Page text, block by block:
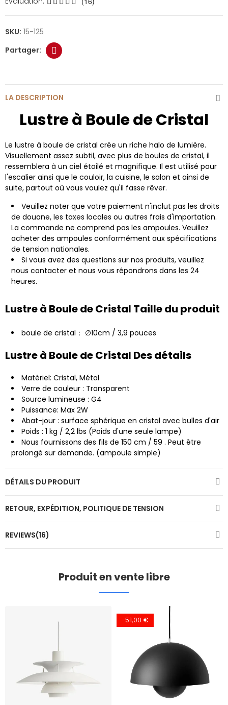
SKU: 15-125
LA DESCRIPTION
Lustre à Boule de Cristal
Le lustre à boule de cristal crée un riche halo de lumière.
Visuellement assez subtil, avec plus de boules de cristal, il
ressemblera à un ciel étoilé et magnifique. Il est utilisé pour
l'escalier ainsi que le couloir, la cuisine, le salon et ainsi de
suite, partout où vous voulez qu'il fasse rêver.
Veuillez noter que votre paiement n'inclut pas les droits
de douane, les taxes locales ou autres frais d'importation.
La commande ne comprend pas les ampoules. Veuillez
acheter des ampoules conformément aux spécifications
de tension nationales.
Si vous avez des questions sur nos produits, veuillez
nous contacter et nous vous répondrons dans les 24
heures.
Lustre à Boule de Cristal Taille du produit
boule de cristal： ∅10cm / 3,9 pouces
Lustre à Boule de Cristal Des détails
Matériel: Cristal, Métal
Verre de couleur : Transparent
Source lumineuse : G4
Puissance: Max 2W
Abat-jour : surface sphérique en cristal avec bulles d'air
Poids : 1 kg / 2,2 lbs (Poids d'une seule lampe)
Nous fournissons des fils de 150 cm / 59 . Peut être
prolongé sur demande. (ampoule simple)
DÉTAILS DU PRODUIT
RETOUR, EXPÉDITION, POLITIQUE DE TENSION
REVIEWS(16)
Produit en vente libre
-51,00 €